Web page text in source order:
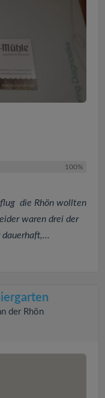
100%
die Rhön wollten
waren drei der
der Rhön